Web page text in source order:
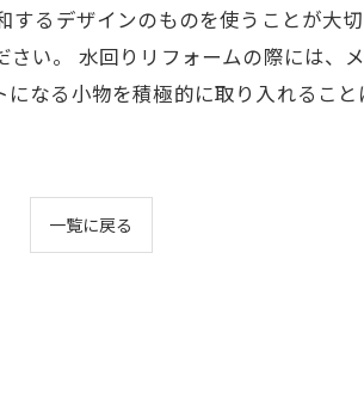
るデザインのものを使うことが大
い。 水回りリフォームの際には、
なる小物を積極的に取り入れるこ
一覧に戻る